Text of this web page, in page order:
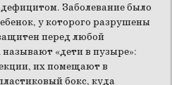
Заболевание было
у которого разрушены
перед любой
«дети в пузыре»:
их помещают в
бокс, куда